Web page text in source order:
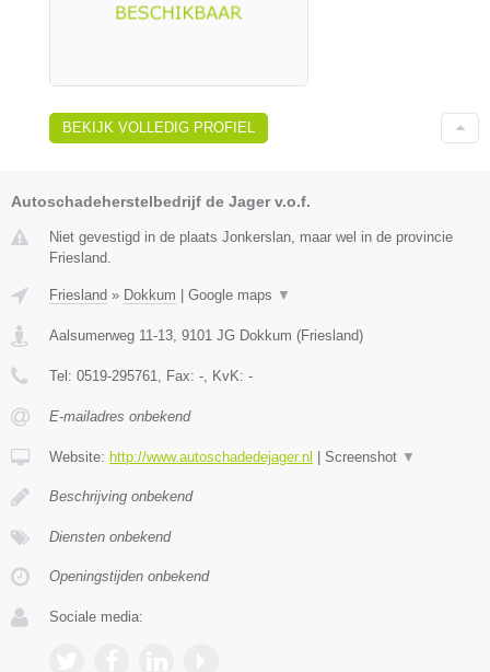
BEKIJK VOLLEDIG PROFIEL
Autoschadeherstelbedrijf de Jager v.o.f.
Niet gevestigd in de plaats Jonkerslan, maar wel in de provincie
Friesland.
Friesland » Dokkum Google maps ▼
Aalsumerweg 11-13, 9101 JG Dokkum (Friesland)
Tel: 0519-295761, Fax: -, KvK: -
E-mailadres onbekend
Website: http://www.autoschadedejager.nl Screenshot ▼
Beschrijving onbekend
Diensten onbekend
Openingstijden onbekend
Sociale media: